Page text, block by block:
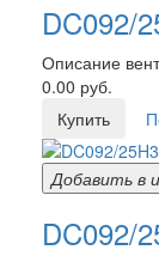
DC092/
Описание
0.00 руб.
Купить
Добавить в
DC092/